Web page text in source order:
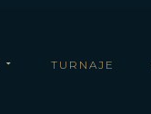
TURNAJE